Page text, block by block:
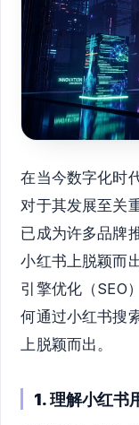
在当今数字化时
对于其发展至关
已成为许多品牌
小红书上脱颖而
引擎优化（SEO
何通过小红书搜
上脱颖而出。
1. 理解小红书